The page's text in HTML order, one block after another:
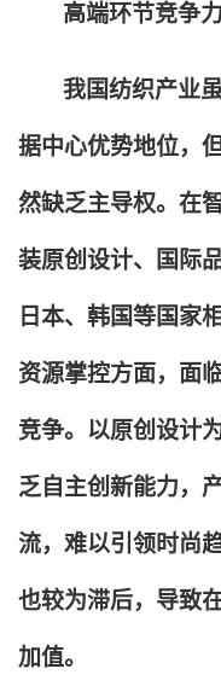
高端环节竞争
我国纺织产业
据中心优势地位，
然缺乏主导权。在
装原创设计、国际
日本、韩国等国家
资源掌控方面，面
竞争。以原创设计
乏自主创新能力，
流，难以引领时尚
也较为滞后，导致
加值。